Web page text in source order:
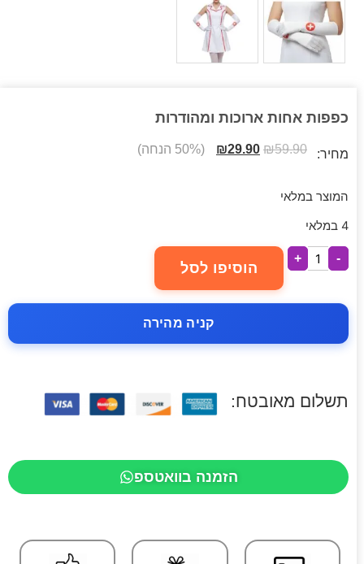
כפפות אחות ארוכות ומהודרות
מחיר: ₪59.90
₪29.90 (50% הנחה)
המוצר במלאי
4 במלאי
-
+
הוסיפו לסל
קניה מהירה
תשלום מאובטח:
הזמנה בוואטספ